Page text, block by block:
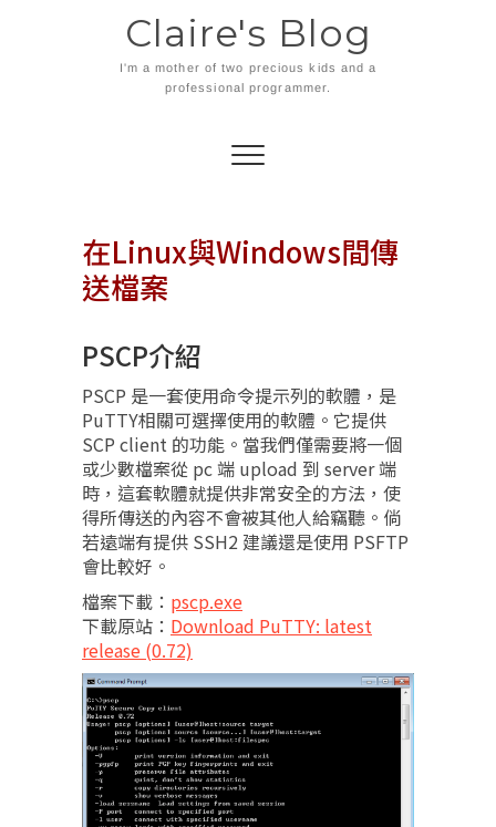
Claire's Blog
I'm a mother of two precious kids and a
professional programmer.
在Linux與Windows間傳
送檔案
PSCP介紹
PSCP 是一套使用命令提示列的軟體，是
PuTTY相關可選擇使用的軟體。它提供
SCP client 的功能。當我們僅需要將一個
或少數檔案從 pc 端 upload 到 server 端
時，這套軟體就提供非常安全的方法，使
得所傳送的內容不會被其他人給竊聽。倘
若遠端有提供 SSH2 建議還是使用 PSFTP
會比較好。
檔案下載： pscp.exe
下載原站： Download PuTTY: latest
release (0.72)